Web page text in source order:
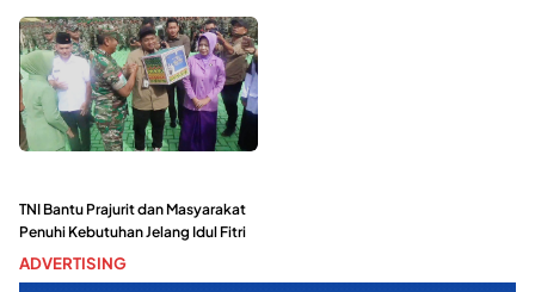
TNI Bantu Prajurit dan Masyarakat
Penuhi Kebutuhan Jelang Idul Fitri
ADVERTISING